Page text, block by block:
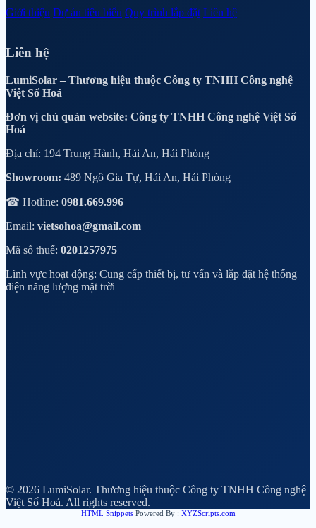
Giới thiệu Dự án tiêu biểu Quy trình lắp đặt Liên hệ
Liên hệ
LumiSolar – Thương hiệu thuộc Công ty TNHH Công nghệ
Việt Số Hoá
Đơn vị chủ quản website: Công ty TNHH Công nghệ Việt Số
Hoá
Địa chỉ: 194 Trung Hành, Hải An, Hải Phòng
Showroom: 489 Ngô Gia Tự, Hải An, Hải Phòng
☎ Hotline: 0981.669.996
Email: vietsohoa@gmail.com
Mã số thuế: 0201257975
Lĩnh vực hoạt động: Cung cấp thiết bị, tư vấn và lắp đặt hệ thống
điện năng lượng mặt trời
© 2026 LumiSolar. Thương hiệu thuộc Công ty TNHH Công nghệ
Việt Số Hoá. All rights reserved.
HTML SnippetsPowered By : XYZScripts.com